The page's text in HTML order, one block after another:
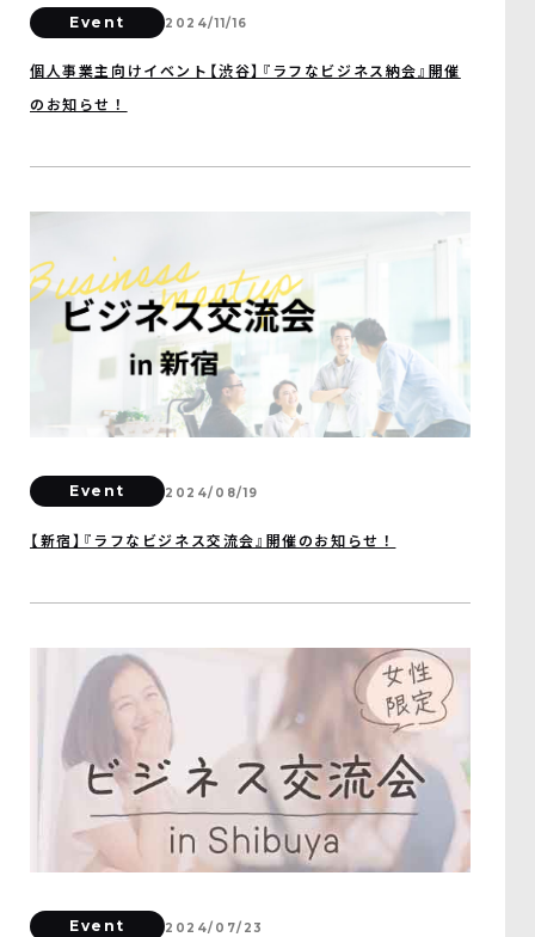
Event 2024/11/16
個人事業主向けイベント【渋谷】『ラフなビジネス納会』開催
のお知らせ！
Event 2024/08/19
【新宿】『ラフなビジネス交流会』開催のお知らせ！
Event 2024/07/23